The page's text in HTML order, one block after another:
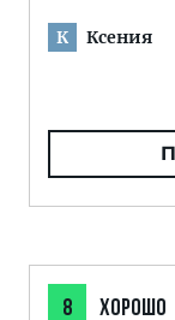
К Ксения
8 ХОРОШО